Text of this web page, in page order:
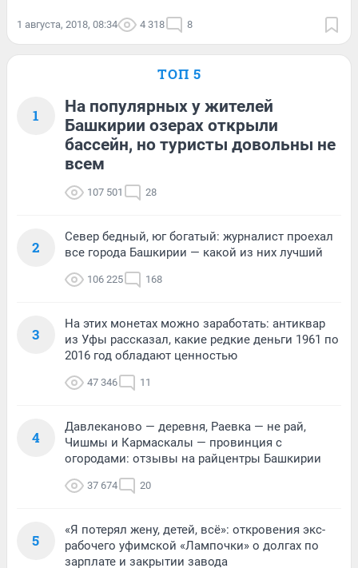
1 августа, 2018, 08:34 4 318 8
ТОП 5
1
На популярных у жителей
Башкирии озерах открыли
бассейн, но туристы довольны не
всем
107 501 28
2
Север бедный, юг богатый: журналист проехал
все города Башкирии — какой из них лучший
106 225 168
3
На этих монетах можно заработать: антиквар
из Уфы рассказал, какие редкие деньги 1961 по
2016 год обладают ценностью
47 346 11
4
Давлеканово — деревня, Раевка — не рай,
Чишмы и Кармаскалы — провинция с
огородами: отзывы на райцентры Башкирии
37 674 20
5
«Я потерял жену, детей, всё»: откровения экс-
рабочего уфимской «Лампочки» о долгах по
зарплате и закрытии завода